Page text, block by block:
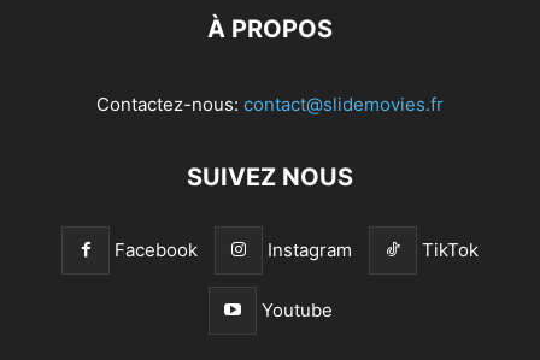
À PROPOS
Contactez-nous: contact@slidemovies.fr
SUIVEZ NOUS
Facebook Instagram TikTok
Youtube